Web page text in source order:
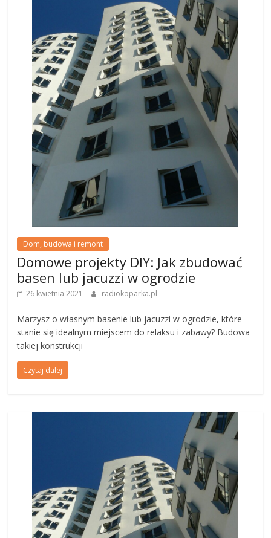
Dom, budowa i remont
Domowe projekty DIY: Jak zbudować
basen lub jacuzzi w ogrodzie
26 kwietnia 2021 radiokoparka.pl
Marzysz o własnym basenie lub jacuzzi w ogrodzie, które
stanie się idealnym miejscem do relaksu i zabawy? Budowa
takiej konstrukcji
Czytaj dalej